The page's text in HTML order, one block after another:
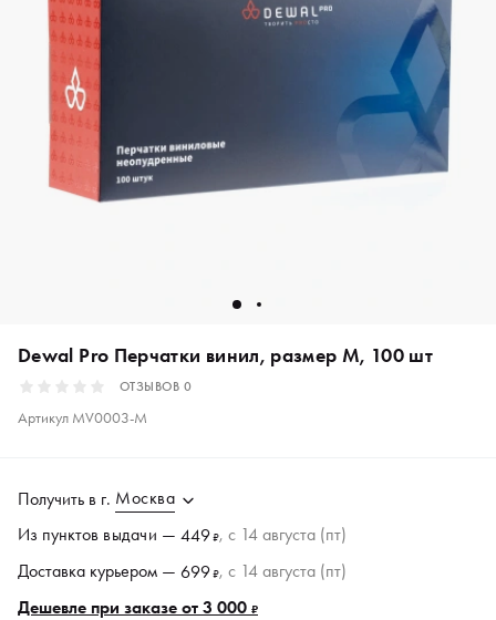
Dewal Pro Перчатки винил, размер M, 100 шт
ОТЗЫВОВ 0
Артикул MV0003-M
Получить в г. Москва
Из пунктов выдачи — 449₽, c 14 августа (пт)
Доставка курьером — 699₽, c 14 августа (пт)
Дешевле при заказе от 3 000 ₽